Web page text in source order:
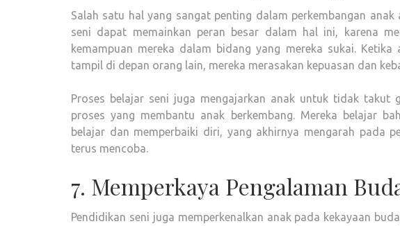
Salah satu hal yang sangat penting dalam perkembangan
seni dapat memainkan peran besar dalam hal ini, karena
kemampuan mereka dalam bidang yang mereka sukai.
tampil di depan orang lain, mereka merasakan kepuasan dan
Proses belajar seni juga mengajarkan anak untuk tidak takut
proses yang membantu anak berkembang. Mereka belajar
belajar dan memperbaiki diri, yang akhirnya mengarah pada
terus mencoba.
7. Memperkaya Pengalaman
Pendidikan seni juga memperkenalkan anak pada kekayaan